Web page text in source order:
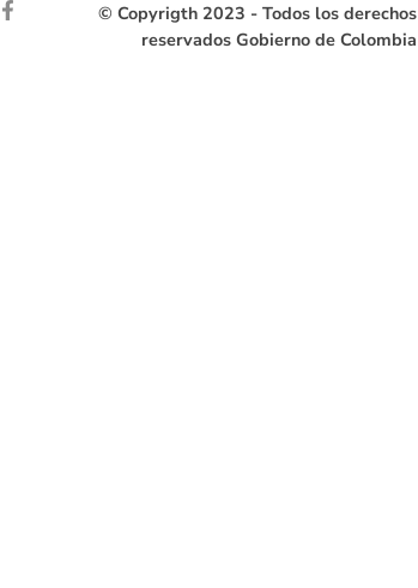
© Copyrigth 2023 - Todos los derechos
reservados Gobierno de Colombia